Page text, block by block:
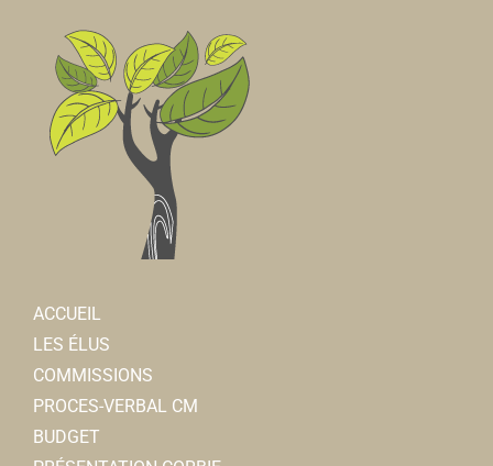
ACCUEIL
LES ÉLUS
COMMISSIONS
PROCES-VERBAL CM
BUDGET